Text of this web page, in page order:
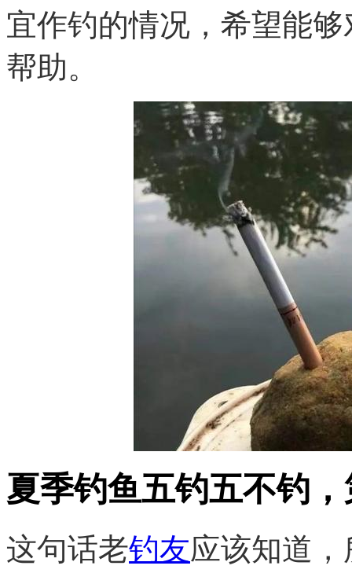
宜作钓的情况，希望能
帮助。
夏季钓鱼五钓五不钓
这句话老钓友应该知道